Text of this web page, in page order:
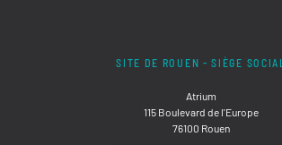
SITE DE ROUEN - SIÈGE SOCIAL
Atrium
115 Boulevard de l'Europe
76100 Rouen